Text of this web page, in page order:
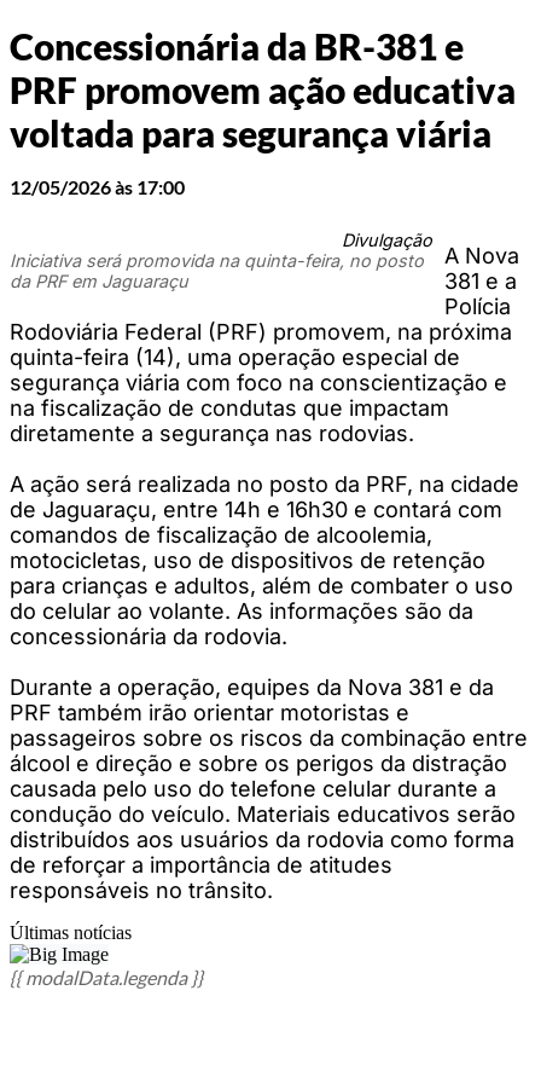
Concessionária da BR-381 e
PRF promovem ação educativa
voltada para segurança viária
12/05/2026 às 17:00
Divulgação
Iniciativa será promovida na quinta-feira, no posto
da PRF em Jaguaraçu
A Nova
381 e a
Polícia
Rodoviária Federal (PRF) promovem, na próxima
quinta-feira (14), uma operação especial de
segurança viária com foco na conscientização e
na fiscalização de condutas que impactam
diretamente a segurança nas rodovias.
A ação será realizada no posto da PRF, na cidade
de Jaguaraçu, entre 14h e 16h30 e contará com
comandos de fiscalização de alcoolemia,
motocicletas, uso de dispositivos de retenção
para crianças e adultos, além de combater o uso
do celular ao volante. As informações são da
concessionária da rodovia.
Durante a operação, equipes da Nova 381 e da
PRF também irão orientar motoristas e
passageiros sobre os riscos da combinação entre
álcool e direção e sobre os perigos da distração
causada pelo uso do telefone celular durante a
condução do veículo. Materiais educativos serão
distribuídos aos usuários da rodovia como forma
de reforçar a importância de atitudes
responsáveis no trânsito.
Últimas notícias
{{ modalData.legenda }}